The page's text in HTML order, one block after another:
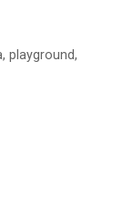
playground,